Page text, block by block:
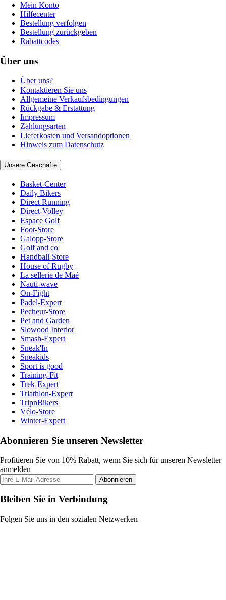
Mein Konto
Hilfecenter
Bestellung verfolgen
Bestellung zurückgeben
Rabattcodes
Über uns
Über uns?
Kontaktieren Sie uns
Allgemeine Verkaufsbedingungen
Rückgabe & Erstattung
Impressum
Zahlungsarten
Lieferkosten und Versandoptionen
Hinweis zum Datenschutz
Unsere Geschäfte
Basket-Center
Daily Bikers
Direct Running
Direct-Volley
Espace Golf
Foot-Store
Galopp-Store
Golf and co
Handball-Store
House of Rugby
La sellerie de Maé
Nauti-wave
On-Fight
Padel-Expert
Pecheur-Store
Pet and Garden
Slowood Interior
Smash-Expert
Sneak'In
Sneakids
Sport is good
Training-Fit
Trek-Expert
Triathlon-Expert
TripnBikers
Vélo-Store
Winter-Expert
Abonnieren Sie unseren Newsletter
Profitieren Sie von 10% Rabatt, wenn Sie sich für unseren Newsletter
anmelden
Abonnieren
Bleiben Sie in Verbindung
Folgen Sie uns in den sozialen Netzwerken